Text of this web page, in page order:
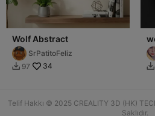
Wolf Abstract
SrPatitoFeliz
 97 34 
Telif Hakkı © 2025 CREALITY 3D (HK)
Saklıdır.